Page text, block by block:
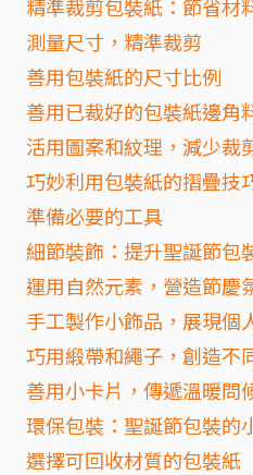
精準裁剪包裝紙：節省材
測量尺寸，精準裁剪
善用包裝紙的尺寸比例
善用已裁好的包裝紙邊角
活用圖案和紋理，減少裁
巧妙利用包裝紙的摺疊技
準備必要的工具
細節裝飾：提升聖誕節包
運用自然元素，營造節慶
手工製作小飾品，展現個
巧用緞帶和繩子，創造不
善用小卡片，傳遞溫暖問
環保包裝：聖誕節包裝的
選擇可回收材質的包裝紙